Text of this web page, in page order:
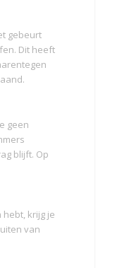
gebeurt
Dit heeft
geen
blijft. Op
krijg je
van